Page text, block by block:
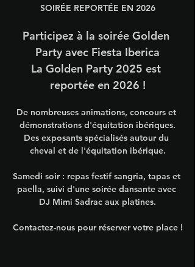
SOIRÉE REPORTÉE EN 2026
Participez à la soirée Golden
Party avec Fiesta Iberica
La Golden Party 2025 est
reportée en 2026 !
De nombreuses animations, concours et
démonstrations d'équitation ibériques.
Des exposants spécialisés autour du
cheval et de l'équitation ibérique.
Samedi soir : repas festif sangria, tapas et
paella, suivi d'une soirée dansante avec
DJ Mimi Sadrac aux platines.
Contactez-nous pour réserver votre place !